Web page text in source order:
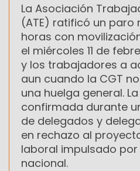
La Asociación
(ATE) ratificó un paro
horas con
el miércoles 11 de
y los trabajadores a
aun cuando la CGT
una huelga general.
confirmada durante
de delegados y
en rechazo al
laboral impulsado por
nacional.